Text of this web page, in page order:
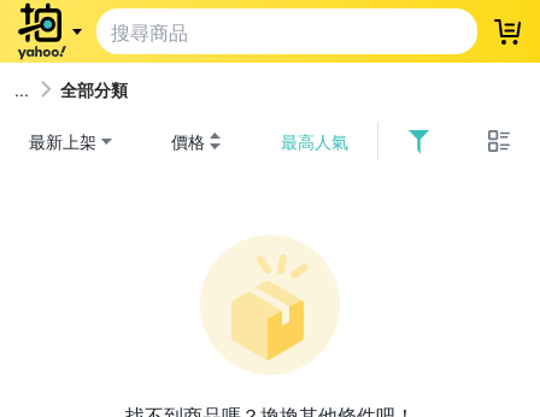
登
全部分類
最新上架 價格 最高人氣